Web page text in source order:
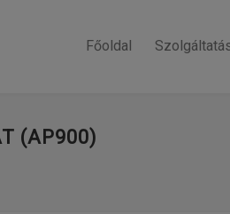
Főoldal
(AP900)